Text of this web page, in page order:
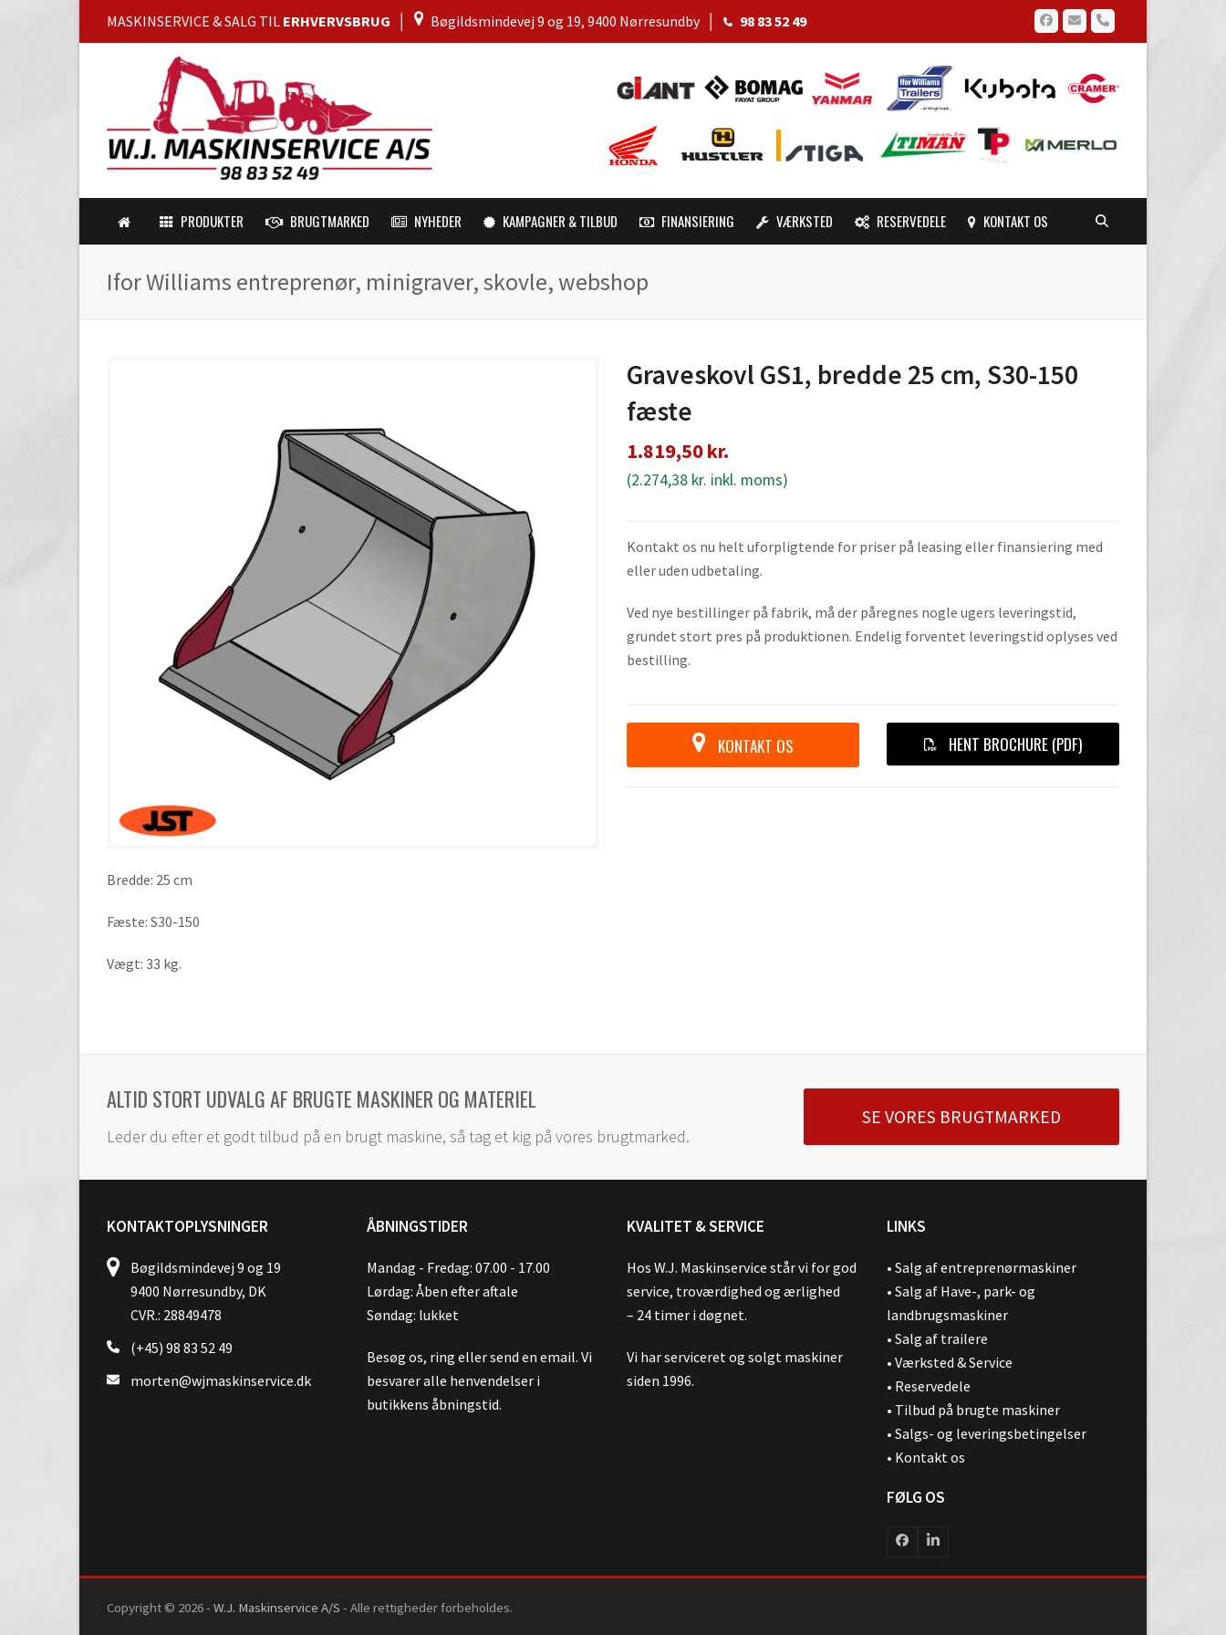
MASKINSERVICE & SALG TIL ERHVERVSBRUG Bøgildsmindevej 9 og 19, 9400 Nørresundby 98 83 52 49 Facebook
EmailPhone
PRODUKTER BRUGTMARKED NYHEDER KAMPAGNER & TILBUD FINANSIERING VÆRKSTED RESERVEDELE KONTAKT OS
Ifor Williams entreprenør, minigraver, skovle, webshop
Graveskovl GS1, bredde 25 cm, S30-150
fæste
1.819,50kr.
(2.274,38 kr. inkl. moms)
Kontakt os nu helt uforpligtende for priser på leasing eller finansiering med
eller uden udbetaling.
Ved nye bestillinger på fabrik, må der påregnes nogle ugers leveringstid,
grundet stort pres på produktionen. Endelig forventet leveringstid oplyses ved
bestilling.
KONTAKT OS HENT BROCHURE (PDF)
Bredde: 25 cm
Fæste: S30-150
Vægt: 33 kg.
ALTID STORT UDVALG AF BRUGTE MASKINER OG MATERIEL
Leder du efter et godt tilbud på en brugt maskine, så tag et kig på vores brugtmarked.
SE VORES BRUGTMARKED
KONTAKTOPLYSNINGER
Bøgildsmindevej 9 og 19
9400 Nørresundby, DK
CVR.: 28849478
(+45) 98 83 52 49
morten@wjmaskinservice.dk
ÅBNINGSTIDER
Mandag - Fredag: 07.00 - 17.00
Lørdag: Åben efter aftale
Søndag: lukket
Besøg os, ring eller send en email. Vi
besvarer alle henvendelser i
butikkens åbningstid.
KVALITET & SERVICE
Hos W.J. Maskinservice står vi for god
service, troværdighed og ærlighed
– 24 timer i døgnet.
Vi har serviceret og solgt maskiner
siden 1996.
LINKS
• Salg af entreprenørmaskiner
• Salg af Have-, park- og
landbrugsmaskiner
• Salg af trailere
• Værksted & Service
• Reservedele
• Tilbud på brugte maskiner
• Salgs- og leveringsbetingelser
• Kontakt os
FØLG OS
FacebookLinkedIn
Copyright © 2026 - W.J. Maskinservice A/S - Alle rettigheder forbeholdes.